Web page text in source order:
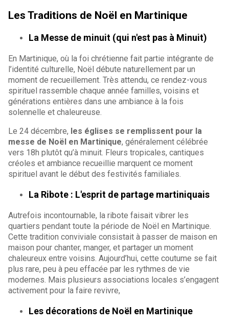
Les Traditions de Noël en Martinique
La Messe de minuit (qui n'est pas à Minuit)
En Martinique, où la foi chrétienne fait partie intégrante de
l’identité culturelle, Noël débute naturellement par un
moment de recueillement. Très attendu, ce rendez-vous
spirituel rassemble chaque année familles, voisins et
générations entières dans une ambiance à la fois
solennelle et chaleureuse.
Le 24 décembre, les églises se remplissent pour la
messe de Noël en Martinique, généralement célébrée
vers 18h plutôt qu’à minuit. Fleurs tropicales, cantiques
créoles et ambiance recueillie marquent ce moment
spirituel avant le début des festivités familiales.
La Ribote : L'esprit de partage martiniquais
Autrefois incontournable, la ribote faisait vibrer les
quartiers pendant toute la période de Noël en Martinique.
Cette tradition conviviale consistait à passer de maison en
maison pour chanter, manger, et partager un moment
chaleureux entre voisins. Aujourd’hui, cette coutume se fait
plus rare, peu à peu effacée par les rythmes de vie
modernes. Mais plusieurs associations locales s’engagent
activement pour la faire revivre,
Les décorations de Noël en Martinique